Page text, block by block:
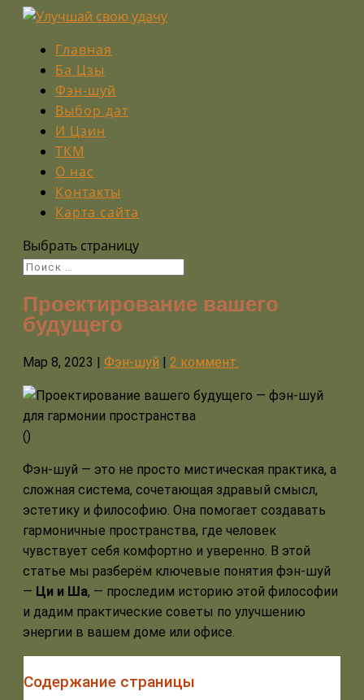
Главная
Ба Цзы
Фэн-шуй
Выбор дат
И Цзин
ТКМ
О нас
Контакты
Карта сайта
Выбрать страницу
Проектирование вашего
будущего
Мар 8, 2023 Фэн-шуй 2 коммент.
()
Фэн-шуй — это не просто мистическая практика, а
сложная система, сочетающая здравый смысл,
эстетику и философию. Она помогает создавать
гармоничные пространства, где человек
чувствует себя комфортно и уверенно. В этой
статье мы разберём ключевые понятия фэн-шуй
— Ци и Ша, — проследим историю этой философии
и дадим практические советы по улучшению
энергии в вашем доме или офисе.
Содержание страницы